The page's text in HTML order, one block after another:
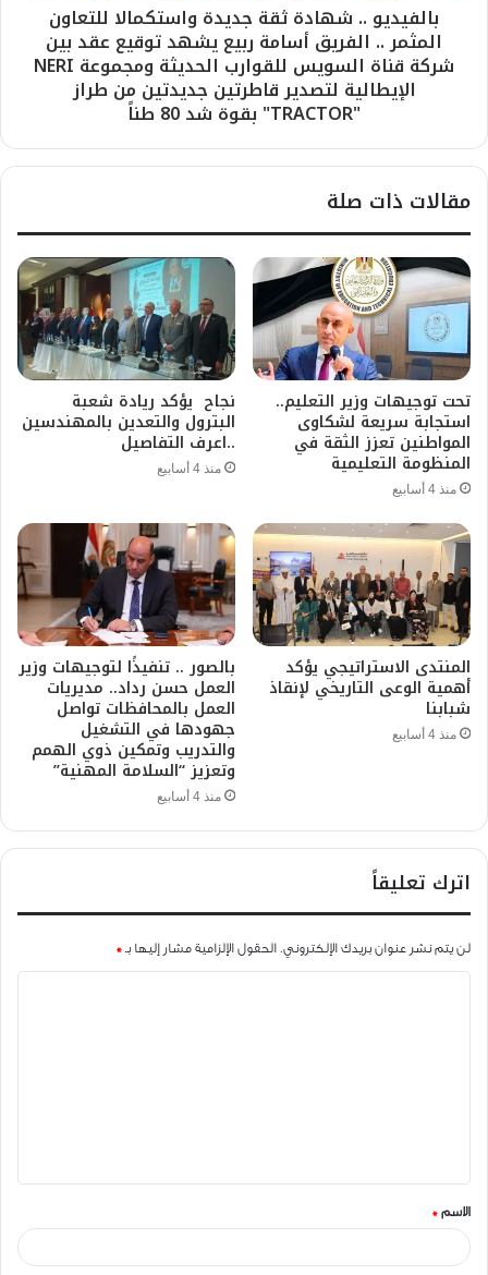
بالفيديو .. شهادة ثقة جديدة واستكمالا للتعاون
المثمر .. الفريق أسامة ربيع يشهد توقيع عقد بين
شركة قناة السويس للقوارب الحديثة ومجموعة NERI
الإيطالية لتصدير قاطرتين جديدتين من طراز
"TRACTOR" بقوة شد 80 طناً
مقالات ذات صلة
تحت توجيهات وزير التعليم..
استجابة سريعة لشكاوى
المواطنين تعزز الثقة في
المنظومة التعليمية
منذ 4 أسابيع
نجاح يؤكد ريادة شعبة
البترول والتعدين بالمهندسين
..اعرف التفاصيل
منذ 4 أسابيع
المنتدى الاستراتيجي يؤكد
أهمية الوعى التاريخي لإنقاذ
شبابنا
منذ 4 أسابيع
بالصور .. تنفيذًا لتوجيهات وزير
العمل حسن رداد.. مديريات
العمل بالمحافظات تواصل
جهودها في التشغيل
والتدريب وتمكين ذوي الهمم
وتعزيز “السلامة المهنية”
منذ 4 أسابيع
اترك تعليقاً
لن يتم نشر عنوان بريدك الإلكتروني. الحقول الإلزامية مشار إليها بـ*
ق
*الاسم *